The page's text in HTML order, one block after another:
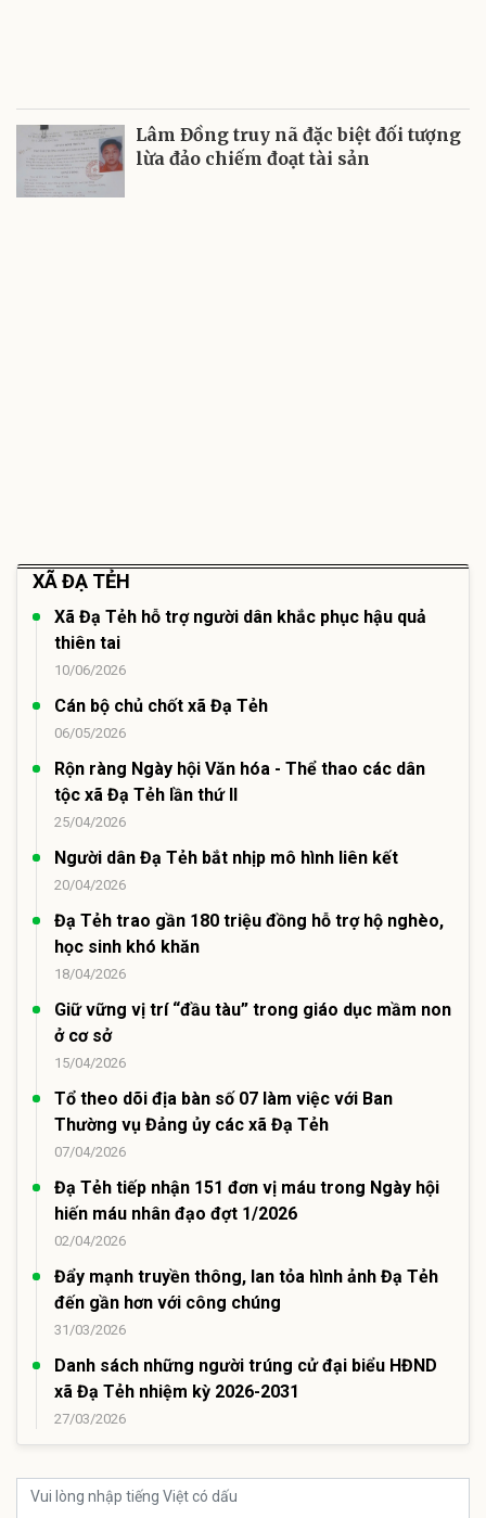
Lâm Đồng truy nã đặc biệt đối tượng
lừa đảo chiếm đoạt tài sản
XÃ ĐẠ TẺH
Xã Đạ Tẻh hỗ trợ người dân khắc phục hậu quả
thiên tai
10/06/2026
Cán bộ chủ chốt xã Đạ Tẻh
06/05/2026
Rộn ràng Ngày hội Văn hóa - Thể thao các dân
tộc xã Đạ Tẻh lần thứ II
25/04/2026
Người dân Đạ Tẻh bắt nhịp mô hình liên kết
20/04/2026
Đạ Tẻh trao gần 180 triệu đồng hỗ trợ hộ nghèo,
học sinh khó khăn
18/04/2026
Giữ vững vị trí “đầu tàu” trong giáo dục mầm non
ở cơ sở
15/04/2026
Tổ theo dõi địa bàn số 07 làm việc với Ban
Thường vụ Đảng ủy các xã Đạ Tẻh
07/04/2026
Đạ Tẻh tiếp nhận 151 đơn vị máu trong Ngày hội
hiến máu nhân đạo đợt 1/2026
02/04/2026
Đẩy mạnh truyền thông, lan tỏa hình ảnh Đạ Tẻh
đến gần hơn với công chúng
31/03/2026
Danh sách những người trúng cử đại biểu HĐND
xã Đạ Tẻh nhiệm kỳ 2026-2031
27/03/2026